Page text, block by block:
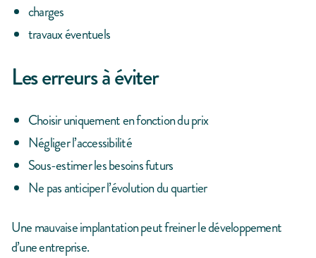
charges
travaux éventuels
Les erreurs à éviter
Choisir uniquement en fonction du prix
Négliger l’accessibilité
Sous-estimer les besoins futurs
Ne pas anticiper l’évolution du quartier
Une mauvaise implantation peut freiner le développement
d’une entreprise.